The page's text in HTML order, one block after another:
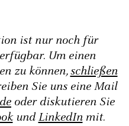
ist nur noch für
Um einen
zu können,schließen
Sie uns eine Mail
oder diskutieren Sie
undLinkedInmit.